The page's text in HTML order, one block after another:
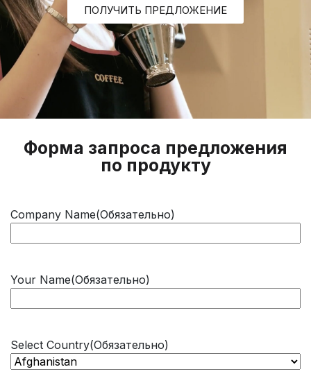
ПОЛУЧИТЬ ПРЕДЛОЖЕНИЕ
Форма запроса предложения
по продукту
Company Name(Обязательно)
Your Name(Обязательно)
Select Country(Обязательно)